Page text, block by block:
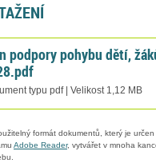
podpory pohybu dětí,
typu pdf | Velikost 1,12 MB
formát dokumentů, který je
Adobe Reader, vytvářet v mnoha